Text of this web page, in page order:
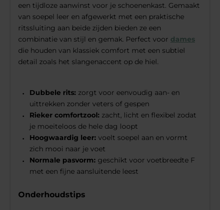
een tijdloze aanwinst voor je schoenenkast. Gemaakt
van soepel leer en afgewerkt met een praktische
ritssluiting aan beide zijden bieden ze een
combinatie van stijl en gemak. Perfect voor dames
die houden van klassiek comfort met een subtiel
detail zoals het slangenaccent op de hiel.
Dubbele rits: zorgt voor eenvoudig aan- en
uittrekken zonder veters of gespen
Rieker comfortzool: zacht, licht en flexibel zodat
je moeiteloos de hele dag loopt
Hoogwaardig leer: voelt soepel aan en vormt
zich mooi naar je voet
Normale pasvorm: geschikt voor voetbreedte F
met een fijne aansluitende leest
Onderhoudstips